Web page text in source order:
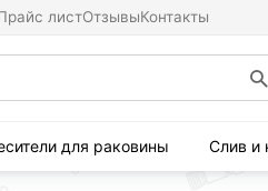
листОтзывыКонтакты
для раковины Слив и